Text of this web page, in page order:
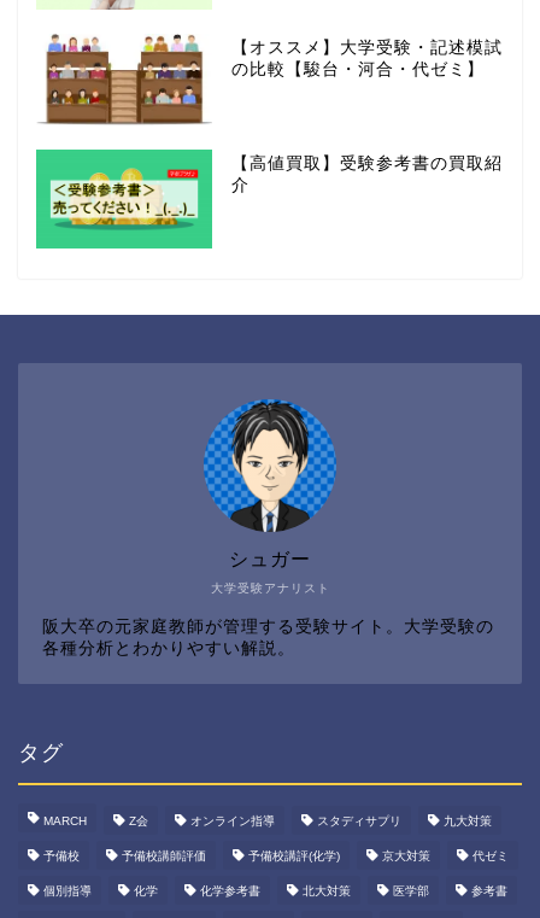
【オススメ】大学受験・記述模試
の比較【駿台・河合・代ゼミ】
【高値買取】受験参考書の買取紹
介
大学受験アナリスト
シュガー
阪大卒の元家庭教師が管理する受験サイト。大学受験の
各種分析とわかりやすい解説。
タグ
MARCH Z会 オンライン指導 スタディサプリ 九大対策
予備校 予備校講師評価 予備校講評(化学) 京大対策 代ゼミ
個別指導 化学 化学参考書 北大対策 医学部 参考書